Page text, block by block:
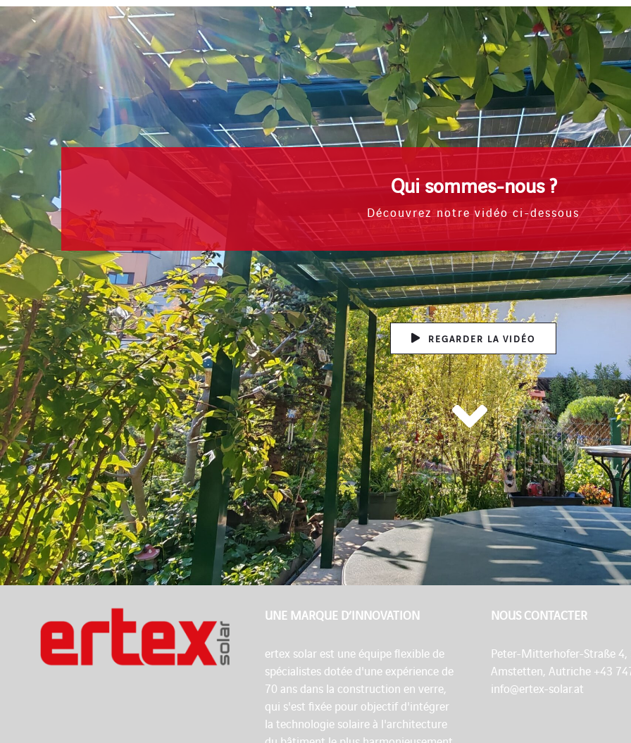
Qui sommes-nous ?
Découvrez notre vidéo ci-dessous
REGARDER LA VIDÉO
UNE MARQUE D’INNOVATION
ertex solar est une équipe flexible de
spécialistes dotée d'une expérience de
70 ans dans la construction en verre,
qui s'est fixée pour objectif d'intégrer
la technologie solaire à l'architecture
NOUS CONTACTER
Peter-Mitterhofer-Straße 4,
Amstetten, Autriche +43
info@ertex-solar.at